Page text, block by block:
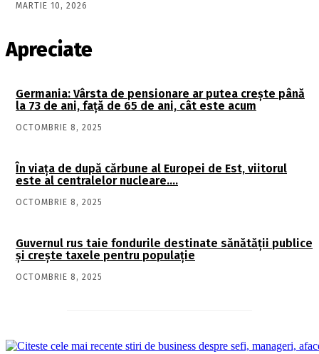
MARTIE 10, 2026
Apreciate
Germania: Vârsta de pensionare ar putea crește până
la 73 de ani, față de 65 de ani, cât este acum
OCTOMBRIE 8, 2025
În viaţa de după cărbune al Europei de Est, viitorul
este al centralelor nucleare….
OCTOMBRIE 8, 2025
Guvernul rus taie fondurile destinate sănătății publice
și crește taxele pentru populație
OCTOMBRIE 8, 2025